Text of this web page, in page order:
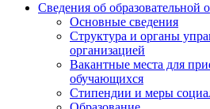
Сведения об образовательной
Основные сведения
Структура и органы
организацией
Вакантные места для
обучающихся
Стипендии и меры